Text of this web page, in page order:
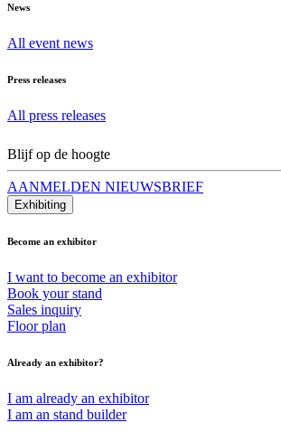
News
All event news
Press releases
All press releases
Blijf op de hoogte
AANMELDEN NIEUWSBRIEF
Exhibiting
Become an exhibitor
I want to become an exhibitor
Book your stand
Sales inquiry
Floor plan
Already an exhibitor?
I am already an exhibitor
I am an stand builder